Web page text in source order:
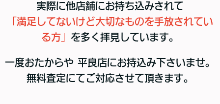
実際に他店舗にお持ち込みされて
「満足してないけど大切なものを手放されてい
る方」 を多く拝見しています。
一度おたからや 平良店にお持込み下さいませ。
無料査定にてご対応させて頂きます。